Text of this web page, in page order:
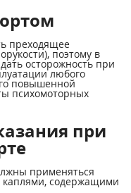
преходящее
поэтому в
осторожность при
любого
повышенной
психомоторных
при
применяться
каплями, содержащими